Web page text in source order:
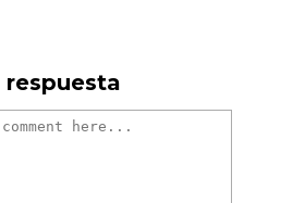
respuesta